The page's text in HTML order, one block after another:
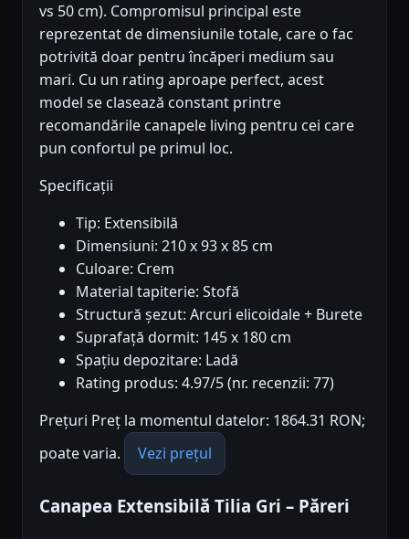
vs 50 cm). Compromisul principal este
reprezentat de dimensiunile totale, care o fac
potrivită doar pentru încăperi medium sau
mari. Cu un rating aproape perfect, acest
model se clasează constant printre
recomandările canapele living pentru cei care
pun confortul pe primul loc.
Specificații
Tip: Extensibilă
Dimensiuni: 210 x 93 x 85 cm
Culoare: Crem
Material tapiterie: Stofă
Structură șezut: Arcuri elicoidale + Burete
Suprafață dormit: 145 x 180 cm
Spațiu depozitare: Ladă
Rating produs: 4.97/5 (nr. recenzii: 77)
Prețuri Preț la momentul datelor: 1864.31 RON;
poate varia.
Vezi prețul
Canapea Extensibilă Tilia Gri – Păreri